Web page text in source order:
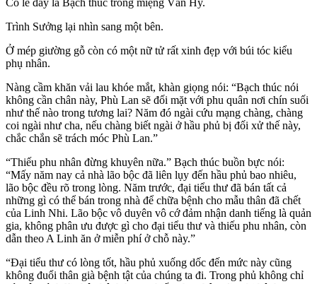
Trình Sưởng lại nhìn sang một bên.
Ở mép giường gỗ còn có một nữ tử rất xinh đẹp với búi tóc kiểu
phụ nhân.
Nàng cầm khăn vải lau khóe mắt, khàn giọng nói: “Bạch thúc nói
không cần chân này, Phù Lan sẽ đối mặt với phu quân nơi chín suối
như thế nào trong tương lai? Năm đó ngài cứu mạng chàng, chàng
coi ngài như cha, nếu chàng biết ngài ở hầu phủ bị đối xử thế này,
chắc chắn sẽ trách móc Phù Lan.”
“Thiếu phu nhân đừng khuyên nữa.” Bạch thúc buồn bực nói:
“Mấy năm nay cả nhà lão bộc đã liên lụy đến hầu phủ bao nhiêu,
lão bộc đều rõ trong lòng. Năm trước, đại tiểu thư đã bán tất cả
những gì có thể bán trong nhà để chữa bệnh cho mẫu thân đã chết
của Linh Nhi. Lão bộc vô duyên vô cớ đảm nhận danh tiếng là quản
gia, không phân ưu được gì cho đại tiểu thư và thiếu phu nhân, còn
dẫn theo A Linh ăn ở miễn phí ở chỗ này.”
“Đại tiểu thư có lòng tốt, hầu phủ xuống dốc đến mức này cũng
không đuổi thân già bệnh tật của chúng ta đi. Trong phủ không chỉ